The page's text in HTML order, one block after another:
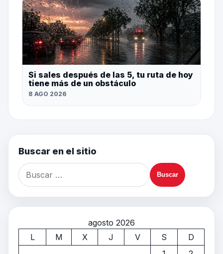
Si sales después de las 5, tu ruta de hoy
tiene más de un obstáculo
8 AGO 2026
Buscar en el sitio
agosto 2026
L
M X J V S
D